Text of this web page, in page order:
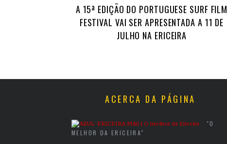
A 15ª EDIÇÃO DO PORTUGUESE SURF FILM
FESTIVAL VAI SER APRESENTADA A 11 DE
JULHO NA ERICEIRA
ACERCA DA PÁGINA
"O
MELHOR DA ERICEIRA"